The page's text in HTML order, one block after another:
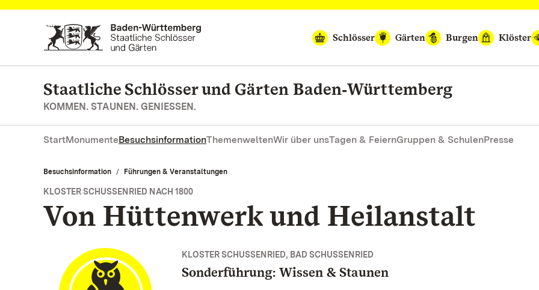
Zum Hauptinhalt springen
Schlösser
Gärten Burgen Klöster
Staatliche Schlösser und Gärten Baden‑Württemberg
KOMMEN. STAUNEN. GENIESSEN.
StartMonumenteBesuchsinformationThemenweltenWir über unsTagen & FeiernGruppen & SchulenPresse
Besuchsinformation Führungen & Veranstaltungen
KLOSTER SCHUSSENRIED NACH 1800
Von Hüttenwerk und Heilanstalt
KLOSTER SCHUSSENRIED, BAD SCHUSSENRIED
Sonderführung: Wissen & Staunen